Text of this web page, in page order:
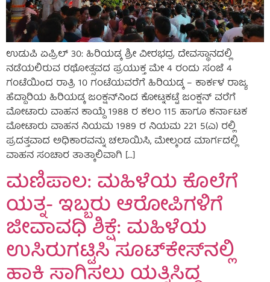
ಉಡುಪಿ ಏಪ್ರಿಲ್ 30: ಹಿರಿಯಡ್ಕ ಶ್ರೀ ವೀರಭದ್ರ ದೇವಸ್ಥಾನದಲ್ಲಿ
ನಡೆಯಲಿರುವ ರಥೋತ್ಸವದ ಪ್ರಯುಕ್ತ ಮೇ 4 ರಂದು ಸಂಜೆ 4
ಗಂಟೆಯಿoದ ರಾತ್ರಿ 10 ಗಂಟೆಯವರೆಗೆ ಹಿರಿಯಡ್ಕ – ಕಾರ್ಕಳ ರಾಜ್ಯ
ಹೆದ್ದಾರಿಯ ಹಿರಿಯಡ್ಕ ಜಂಕ್ಷನ್‌ನಿoದ ಕೋಟ್ನಕಟ್ಟೆ ಜಂಕ್ಷನ್ ವರೆಗೆ
ಮೋಟಾರು ವಾಹನ ಕಾಯ್ದೆ 1988 ರ ಕಲಂ 115 ಹಾಗೂ ಕರ್ನಾಟಕ
ಮೋಟಾರು ವಾಹನ ನಿಯಮ 1989 ರ ನಿಯಮ 221 5(ಎ) ರಲ್ಲಿ
ಪ್ರದತ್ತವಾದ ಅಧಿಕಾರವನ್ನು ಚಲಾಯಿಸಿ, ಮೇಲ್ಕಂಡ ಮಾರ್ಗದಲ್ಲಿ
ವಾಹನ ಸಂಚಾರ ತಾತ್ಕಾಲಿವಾಗಿ […]
ಮಣಿಪಾಲ: ಮಹಿಳೆಯ ಕೊಲೆಗೆ
ಯತ್ನ- ಇಬ್ಬರು ಆರೋಪಿಗಳಿಗೆ
ಜೀವಾವಧಿ ಶಿಕ್ಷೆ: ಮಹಿಳೆಯ
ಉಸಿರುಗಟ್ಟಿಸಿ ಸೂಟ್‌ಕೇಸ್‌ನಲ್ಲಿ
ಹಾಕಿ ಸಾಗಿಸಲು ಯತ್ನಿಸಿದ್ದ